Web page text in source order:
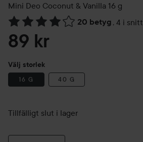
Mini Deo Coconut & Vanilla 16 g
20 betyg , 4 i snitt
Hoppa till Betyg & kommentarer
89 kr
Välj storlek
16 G 40 G
Tillfälligt slut i lager